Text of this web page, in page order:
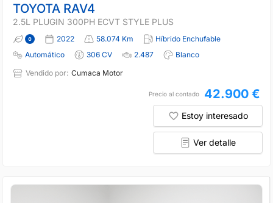
TOYOTA RAV4
2.5L PLUGIN 300PH ECVT STYLE PLUS
2022 58.074 Km
Híbrido Enchufable
Automático
306 CV 2.487
Blanco
Vendido por: Cumaca Motor
Precio al contado 42.900 €
Estoy interesado
Ver detalle